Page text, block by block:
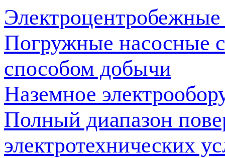
Погружные насосные
способом добычи
Наземное
Полный диапазон
электротехнических